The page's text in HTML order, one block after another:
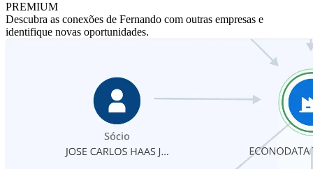
PREMIUM
Descubra as conexões de Fernando com outras empresas e
identifique novas oportunidades.